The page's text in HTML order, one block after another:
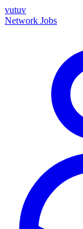
vutuv
Network Jobs